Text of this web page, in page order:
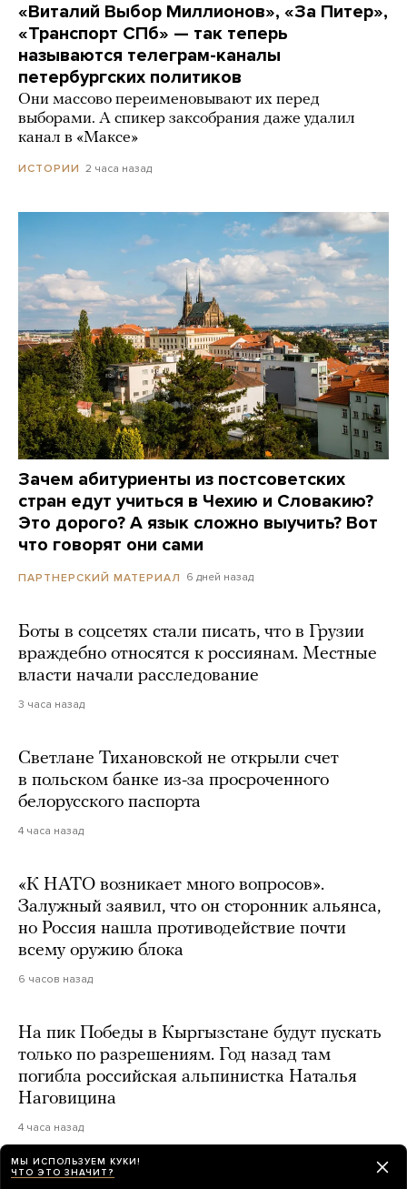
«Виталий Выбор Миллионов», «За Питер»,
«Транспорт СПб» — так теперь
называются телеграм-каналы
петербургских политиков
Они массово переименовывают их перед
выборами. А спикер заксобрания даже удалил
канал в «Максе»
ИСТОРИИ 2 часа назад
Зачем абитуриенты из постсоветских
стран едут учиться в Чехию и Словакию?
Это дорого? А язык сложно выучить? Вот
что говорят они сами
ПАРТНЕРСКИЙ МАТЕРИАЛ 6 дней назад
Боты в соцсетях стали писать, что в Грузии
враждебно относятся к россиянам. Местные
власти начали расследование
3 часа назад
Светлане Тихановской не открыли счет
в польском банке из-за просроченного
белорусского паспорта
4 часа назад
«К НАТО возникает много вопросов».
Залужный заявил, что он сторонник альянса,
но Россия нашла противодействие почти
всему оружию блока
6 часов назад
На пик Победы в Кыргызстане будут пускать
только по разрешениям. Год назад там
погибла российская альпинистка Наталья
Наговицина
4 часа назад
Более 600 украинских беспилотников
МЫ ИСПОЛЬЗУЕМ КУКИ!
ЧТО ЭТО ЗНАЧИТ?